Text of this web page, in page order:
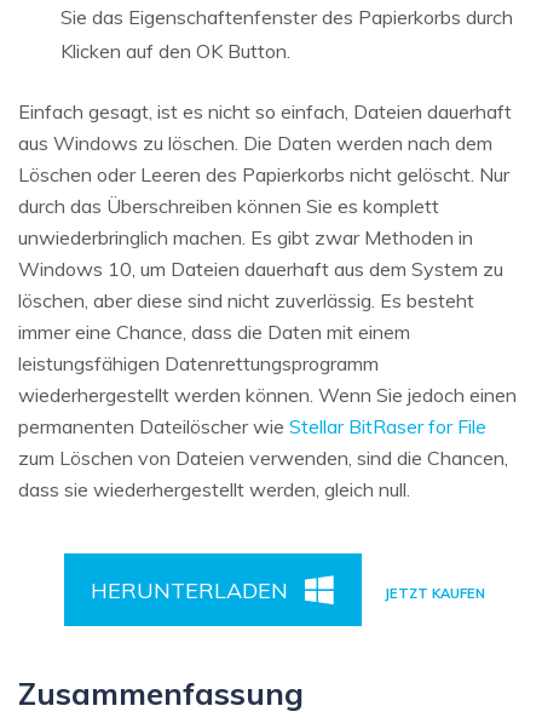
Sie das Eigenschaftenfenster des Papierkorbs durch
Klicken auf den OK Button.
Einfach gesagt, ist es nicht so einfach, Dateien dauerhaft
aus Windows zu löschen. Die Daten werden nach dem
Löschen oder Leeren des Papierkorbs nicht gelöscht. Nur
durch das Überschreiben können Sie es komplett
unwiederbringlich machen. Es gibt zwar Methoden in
Windows 10, um Dateien dauerhaft aus dem System zu
löschen, aber diese sind nicht zuverlässig. Es besteht
immer eine Chance, dass die Daten mit einem
leistungsfähigen Datenrettungsprogramm
wiederhergestellt werden können. Wenn Sie jedoch einen
permanenten Dateilöscher wie Stellar BitRaser for File
zum Löschen von Dateien verwenden, sind die Chancen,
dass sie wiederhergestellt werden, gleich null.
HERUNTERLADEN JETZT KAUFEN
Zusammenfassung